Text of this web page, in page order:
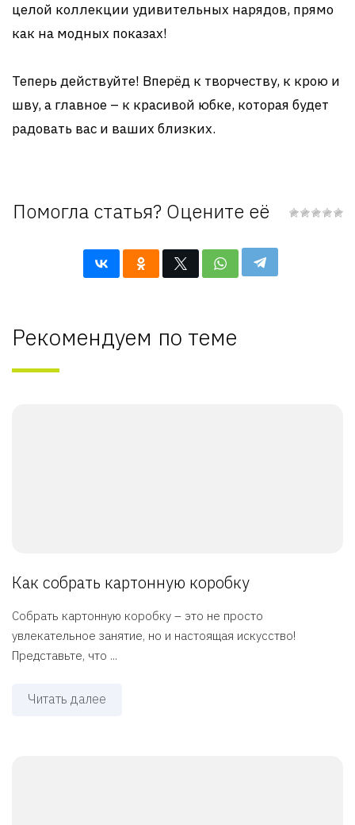
целой коллекции удивительных нарядов, прямо
как на модных показах!
Теперь действуйте! Вперёд к творчеству, к крою и
шву, а главное – к красивой юбке, которая будет
радовать вас и ваших близких.
Помогла статья? Оцените её
Рекомендуем по теме
Как собрать картонную коробку
Собрать картонную коробку – это не просто
увлекательное занятие, но и настоящая искусство!
Представьте, что ...
Читать далее